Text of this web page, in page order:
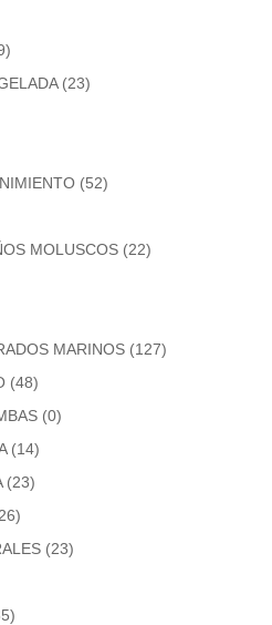
(23)
(52)
MOLUSCOS (22)
MARINOS (127)
(48)
(0)
(14)
(23)
(23)